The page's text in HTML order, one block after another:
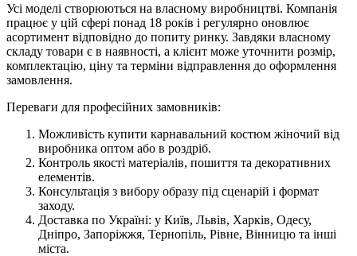
Усі моделі створюються на власному виробництві. Компанія
працює у цій сфері понад 18 років і регулярно оновлює
асортимент відповідно до попиту ринку. Завдяки власному
складу товари є в наявності, а клієнт може уточнити розмір,
комплектацію, ціну та терміни відправлення до оформлення
замовлення.
Переваги для професійних замовників:
Можливість купити карнавальний костюм жіночий від
виробника оптом або в роздріб.
Контроль якості матеріалів, пошиття та декоративних
елементів.
Консультація з вибору образу під сценарій і формат
заходу.
Доставка по Україні: у Київ, Львів, Харків, Одесу,
Дніпро, Запоріжжя, Тернопіль, Рівне, Вінницю та інші
міста.